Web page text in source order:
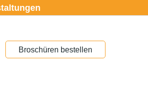
Broschüren bestellen